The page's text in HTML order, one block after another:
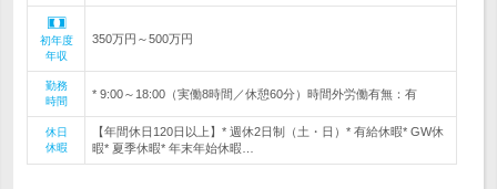
初年度
年収
350万円～500万円
勤務
時間
* 9:00～18:00（実働8時間／休憩60分）時間外労働有無：有
休日
休暇
【年間休日120日以上】* 週休2日制（土・日）* 有給休暇* GW休
暇* 夏季休暇* 年末年始休暇…